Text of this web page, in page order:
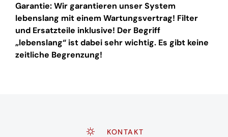
Garantie: Wir garantieren unser System
lebenslang mit einem Wartungsvertrag! Filter
und Ersatzteile inklusive! Der Begriff
„lebenslang“ ist dabei sehr wichtig. Es gibt keine
zeitliche Begrenzung!
KONTAKT